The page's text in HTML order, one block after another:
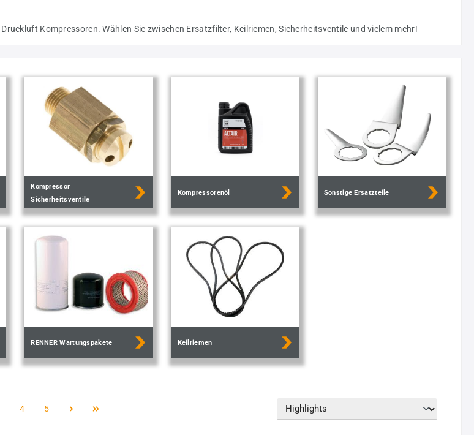
Kompressoren. Wählen Sie zwischen Ersatzfilter, Keilriemen, Sicherheitsventile und vielem mehr!
Kompressor
Sicherheitsventile
Kompressorenöl Sonstige Ersatzteile
RENNER Wartungspakete Keilriemen
Seite
4 Seite
5